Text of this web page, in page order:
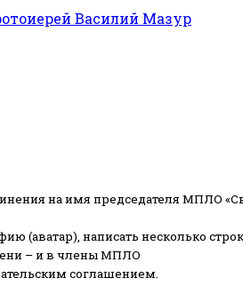
Василий Мазур
на имя председателя МПЛО
написать несколько строк
– и в члены МПЛО
соглашением.